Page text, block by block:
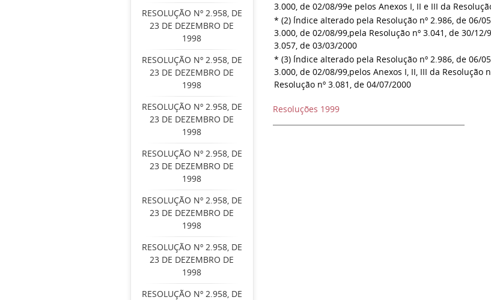
RESOLUÇÃO Nº 2.958, DE
23 DE DEZEMBRO DE
1998
RESOLUÇÃO Nº 2.958, DE
23 DE DEZEMBRO DE
1998
RESOLUÇÃO Nº 2.958, DE
23 DE DEZEMBRO DE
1998
RESOLUÇÃO Nº 2.958, DE
23 DE DEZEMBRO DE
1998
RESOLUÇÃO Nº 2.958, DE
23 DE DEZEMBRO DE
1998
RESOLUÇÃO Nº 2.958, DE
23 DE DEZEMBRO DE
1998
RESOLUÇÃO Nº 2.958, DE
3.000, de 02/08/99e pelos Anexos I, II e III da
* (2) Índice alterado pela Resolução nº 2.986, de 06/
3.000, de 02/08/99,pela Resolução nº 3.041, de 30/12/
3.057, de 03/03/2000
* (3) Índice alterado pela Resolução nº 2.986, de 06/
3.000, de 02/08/99,pelos Anexos I, II, III da Resolução
Resolução nº 3.081, de 04/07/2000
Resoluções 1999